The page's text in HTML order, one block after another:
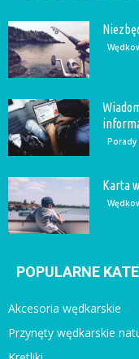
Porady
Karta
POPULARNE
Akcesoria wędkarskie
Przynęty wędkarskie